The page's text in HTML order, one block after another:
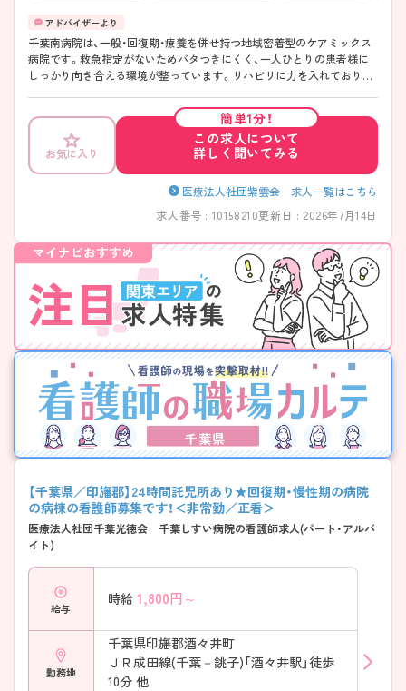
千葉南病院は、一般・回復期・療養を併せ持つ地域密着型のケアミックス
病院です。救急指定がないためバタつきにくく、一人ひとりの患者様に
しっかり向き合える環境が整っています。リハビリに力を入れており、
はほとんどなく、日勤のみの働き方も相談可能。さらに24時間託児所を
完備し、子育て中の方も安心して勤務が可能です。落ち着いた環境で長
く働きたい方には特におすすめの病院です。
――――――――――――――― ■ 「無理なく働ける」安心の勤務環境
――――――――――――――― ワークライフバランスを大切にした
て働ける環境になっています ――――――――――――――― ■ 子育
て世代も安心のサポート体制 ――――――――――――――― 家庭と
仕事の両立をしっかり支えています。 ・24時間対応の院内託児所あり ・
勤務時間の相談も柔軟に対応 ・子育て経験のある看護師が多数在籍 →
お互いに理解し合える安心感があります
――――――――――――――― ■ リハビリ看護をしっかり学べる
――――――――――――――― 幅広い疾患に関わりながらスキルア
ップできる環境です。 ・回復期～療養まで一貫して対応 ・PT・OT・STな
ど多職種との連携が充実 ・チームナーシングでフォロー体制も万全 →
経験に不安がある方も安心してスタートできます
――――――――――――――― ■ 落ち着いた雰囲気で長く働ける♪
――――――――――――――― 忙しすぎない環境だからこその魅力
があります。 ・高齢患者中心でじっくりケアが可能 ・バタつきにくく穏
やかな職場 ・中途入職者へのフォロー体制あり → 腰を据えて働きたい
方にピッタリです
お気に入り
簡単1分！
この求人について
詳しく聞いてみる
医療法人社団紫雲会 求人一覧はこちら
求人番号 : 10158210更新日 : 2026年7月14日
千葉県
【千葉県／印旛郡】24時間託児所あり★回復期・慢性期の病院
の病棟の看護師募集です！＜非常勤／正看＞
医療法人社団千葉光徳会 千葉しすい病院の看護師求人(パート・アルバ
イト)
給与
時給 1,800円～
勤務地
千葉県印旛郡酒々井町
ＪＲ成田線(千葉－銚子)「酒々井駅」徒歩
10分 他